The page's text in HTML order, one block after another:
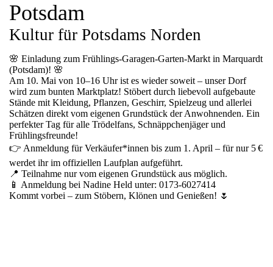
Potsdam
Kultur für Potsdams Norden
🌸 Einladung zum Frühlings-Garagen-Garten-Markt in Marquardt
(Potsdam)! 🌸
Am 10. Mai von 10–16 Uhr ist es wieder soweit – unser Dorf
wird zum bunten Marktplatz! Stöbert durch liebevoll aufgebaute
Stände mit Kleidung, Pflanzen, Geschirr, Spielzeug und allerlei
Schätzen direkt vom eigenen Grundstück der Anwohnenden. Ein
perfekter Tag für alle Trödelfans, Schnäppchenjäger und
Frühlingsfreunde!
👉 Anmeldung für Verkäufer*innen bis zum 1. April – für nur 5 €
werdet ihr im offiziellen Laufplan aufgeführt.
📍 Teilnahme nur vom eigenen Grundstück aus möglich.
📱 Anmeldung bei Nadine Held unter: 0173-6027414
Kommt vorbei – zum Stöbern, Klönen und Genießen! 🌷